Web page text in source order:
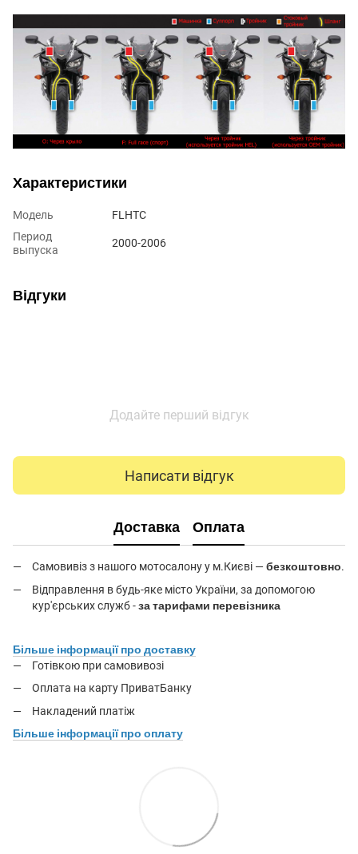
Характеристики
Модель
FLHTC
Период
выпуска
2000-2006
Відгуки
Додайте перший відгук
Написати відгук
Доставка Оплата
Самовивіз з нашого мотосалону у м.Києві —безкоштовно.
Відправлення в будь-яке місто України, за допомогою
кур'єрських служб -за тарифами перевізника
Більше інформації про доставку
Готівкою при самовивозі
Оплата на карту ПриватБанку
Накладений платіж
Більше інформації про оплату